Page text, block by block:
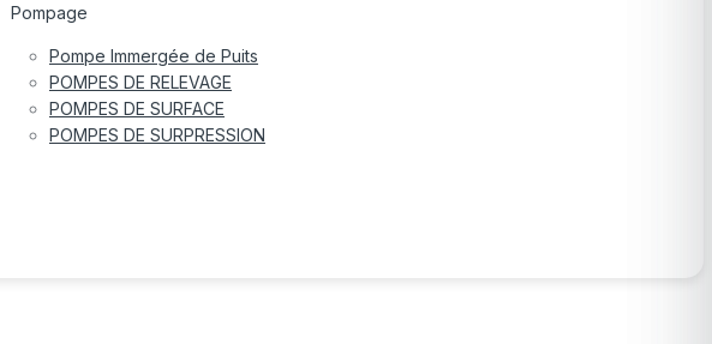
Pompage
Pompe Immergée de Puits
POMPES DE RELEVAGE
POMPES DE SURFACE
POMPES DE SURPRESSION